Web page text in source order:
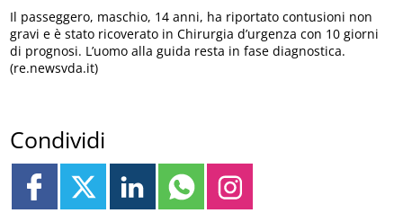
Il passeggero, maschio, 14 anni, ha riportato contusioni non
gravi e è stato ricoverato in Chirurgia d’urgenza con 10 giorni
di prognosi. L’uomo alla guida resta in fase diagnostica.
(re.newsvda.it)
Condividi